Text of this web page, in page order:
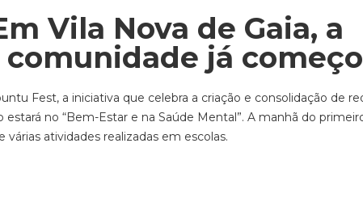
Vila Nova de Gaia, a
já
Fest, a iniciativa que celebra a criação e consolidação de
estará no “Bem-Estar e na Saúde Mental”. A manhã do
atividades realizadas em escolas.